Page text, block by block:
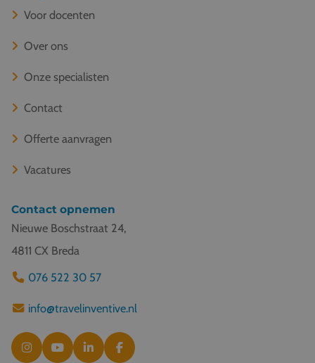
Voor docenten
Over ons
Onze specialisten
Contact
Offerte aanvragen
Vacatures
Contact opnemen
Nieuwe Boschstraat 24,
4811 CX Breda
076 522 30 57
info@travelinventive.nl